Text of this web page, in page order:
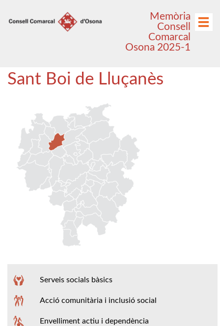
Menú
Memòria
Consell
Comarcal
Osona 2025-1
Sant Boi de Lluçanès
Serveis socials bàsics
Acció comunitària i inclusió social
Envelliment actiu i dependència